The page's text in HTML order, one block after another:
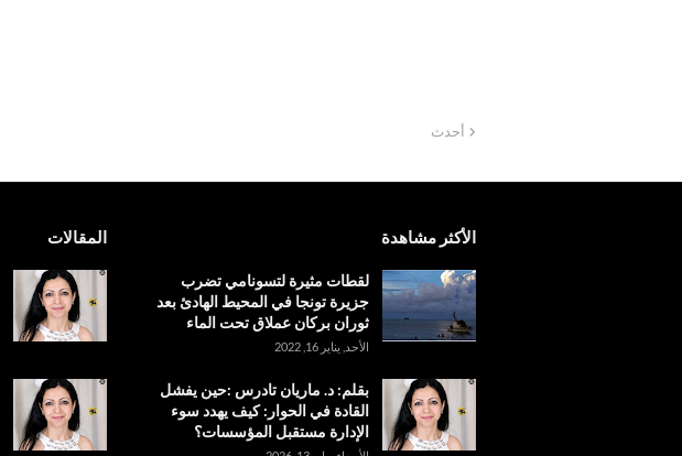
أحدث
الأكثر مشاهدة
لقطات مثيرة لتسونامي تضرب
جزيرة تونجا في المحيط الهادئ بعد
ثوران بركان عملاق تحت الماء
الأحد, يناير 16, 2022
بقلم: د. ماريان تادرس :حين يفشل
القادة في الحوار: كيف يهدد سوء
الإدارة مستقبل المؤسسات؟
المقالات